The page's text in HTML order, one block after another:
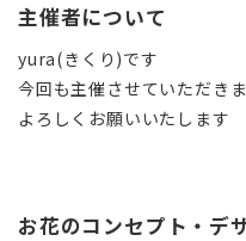
主催者について
yura(きくり)です
今回も主催させていただき
よろしくお願いいたします
お花のコンセプト・デ